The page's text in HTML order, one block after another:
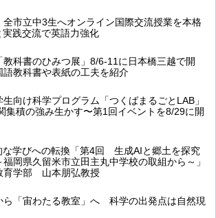
全市立中3生へオンライン国際交流授業を本格
践交流で英語力強化
教科書のひみつ展」8/6-11に日本橋三越で開
教科書や表紙の工夫を紹介
向け科学プログラム「つくばまるごとLAB」
集積の強み生かす〜第1回イベントを8/29に開
な学びへの転換「第4回 生成AIと郷土を探究
岡県久留米市立田主丸中学校の取組から～」
育学部 山本朋弘教授
ら「宙わたる教室」へ 科学の出発点は自然現